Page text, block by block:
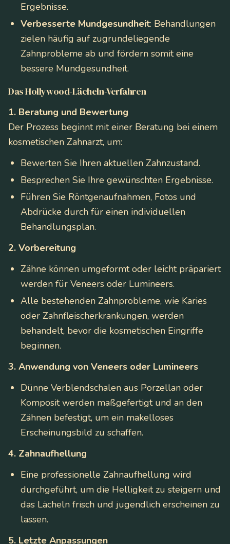
Ergebnisse.
Verbesserte Mundgesundheit: Behandlungen
zielen häufig auf zugrundeliegende
Zahnprobleme ab und fördern somit eine
bessere Mundgesundheit.
Das Hollywood-Lächeln-Verfahren
1. Beratung und Bewertung
Der Prozess beginnt mit einer Beratung bei einem
kosmetischen Zahnarzt, um:
Bewerten Sie Ihren aktuellen Zahnzustand.
Besprechen Sie Ihre gewünschten Ergebnisse.
Führen Sie Röntgenaufnahmen, Fotos und
Abdrücke durch für einen individuellen
Behandlungsplan.
2. Vorbereitung
Zähne können umgeformt oder leicht präpariert
werden für Veneers oder Lumineers.
Alle bestehenden Zahnprobleme, wie Karies
oder Zahnfleischerkrankungen, werden
behandelt, bevor die kosmetischen Eingriffe
beginnen.
3. Anwendung von Veneers oder Lumineers
Dünne Verblendschalen aus Porzellan oder
Komposit werden maßgefertigt und an den
Zähnen befestigt, um ein makelloses
Erscheinungsbild zu schaffen.
4. Zahnaufhellung
Eine professionelle Zahnaufhellung wird
durchgeführt, um die Helligkeit zu steigern und
das Lächeln frisch und jugendlich erscheinen zu
lassen.
5. Letzte Anpassungen